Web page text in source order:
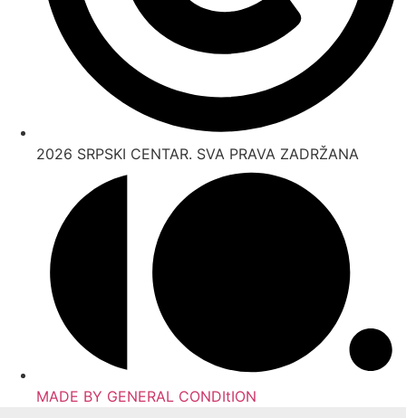
2026 SRPSKI CENTAR. SVA PRAVA ZADRŽANA
MADE BY GENERAL CONDItION